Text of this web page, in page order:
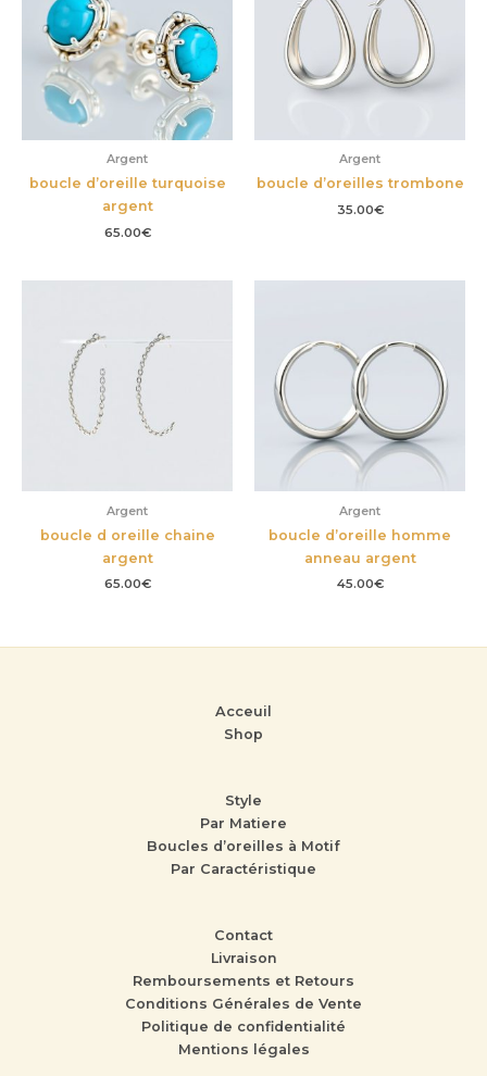
Argent
boucle d’oreille turquoise
argent
65.00€
Argent
boucle d’oreilles trombone
35.00€
Argent
boucle d oreille chaine
argent
65.00€
Argent
boucle d’oreille homme
anneau argent
45.00€
Acceuil
Shop
Style
Par Matiere
Boucles d’oreilles à Motif
Par Caractéristique
Contact
Livraison
Remboursements et Retours
Conditions Générales de Vente
Politique de confidentialité
Mentions légales